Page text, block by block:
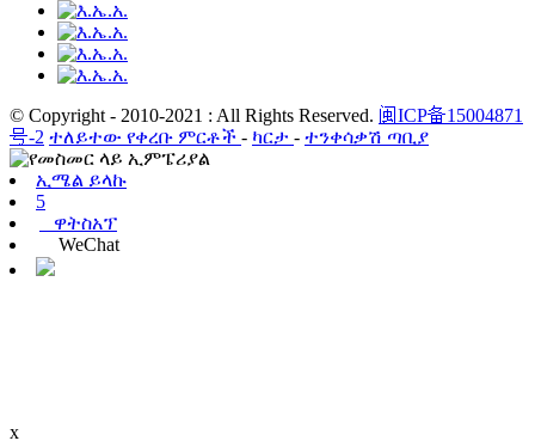
© Copyright - 2010-2021 : All Rights Reserved. 闽ICP备15004871
号-2 ተለይተው የቀረቡ ምርቶች - ካርታ - ተንቀሳቃሽ ጣቢያ
ኢሜል ይላኩ
5
ዋትስአፕ
WeChat
x